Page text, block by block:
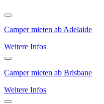
Camper mieten ab Adelaide
Weitere Infos
Camper mieten ab Brisbane
Weitere Infos